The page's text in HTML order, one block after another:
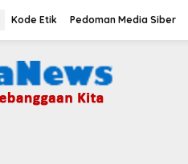
Kode Etik Pedoman Media Siber